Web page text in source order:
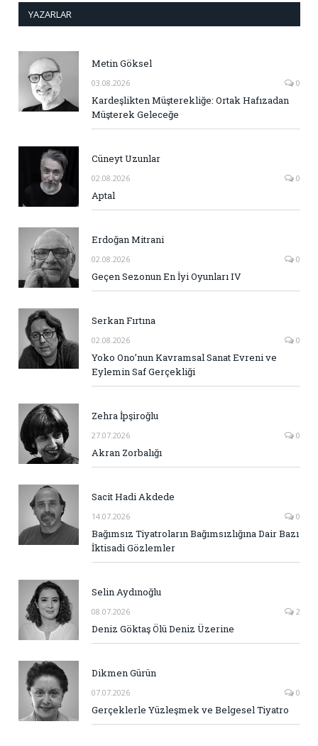
YAZARLAR
Metin Göksel
03.08.2026 0
Kardeşlikten Müşterekliğe: Ortak Hafızadan
Müşterek Geleceğe
Cüneyt Uzunlar
02.08.2026 0
Aptal
Erdoğan Mitrani
02.08.2026 0
Geçen Sezonun En İyi Oyunları IV
Serkan Fırtına
02.08.2026 0
Yoko Ono’nun Kavramsal Sanat Evreni ve
Eylemin Saf Gerçekliği
Zehra İpşiroğlu
27.07.2026 0
Akran Zorbalığı
Sacit Hadi Akdede
14.07.2026 0
Bağımsız Tiyatroların Bağımsızlığına Dair Bazı
İktisadi Gözlemler
Selin Aydınoğlu
08.07.2026 2
Deniz Göktaş Ölü Deniz Üzerine
Dikmen Gürün
07.07.2026 0
Gerçeklerle Yüzleşmek ve Belgesel Tiyatro